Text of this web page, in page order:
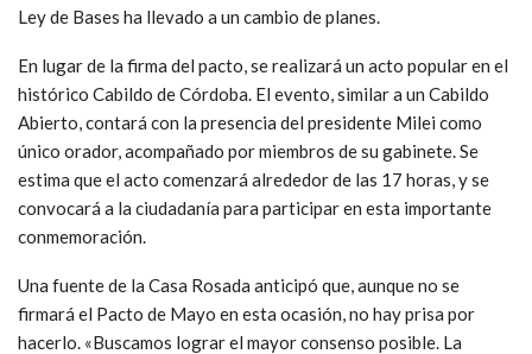
Ley de Bases ha llevado a un cambio de planes.
En lugar de la firma del pacto, se realizará un acto popular en el
histórico Cabildo de Córdoba. El evento, similar a un Cabildo
Abierto, contará con la presencia del presidente Milei como
único orador, acompañado por miembros de su gabinete. Se
estima que el acto comenzará alrededor de las 17 horas, y se
convocará a la ciudadanía para participar en esta importante
conmemoración.
Una fuente de la Casa Rosada anticipó que, aunque no se
firmará el Pacto de Mayo en esta ocasión, no hay prisa por
hacerlo. «Buscamos lograr el mayor consenso posible. La